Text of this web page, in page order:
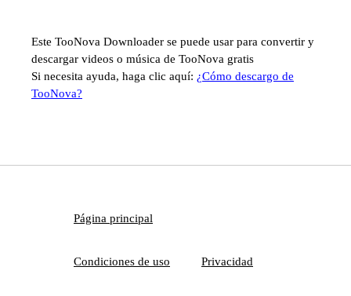
Este TooNova Downloader se puede usar para convertir y
descargar videos o música de TooNova gratis
Si necesita ayuda, haga clic aquí: ¿Cómo descargo de
TooNova?
Página principal
Condiciones de uso Privacidad